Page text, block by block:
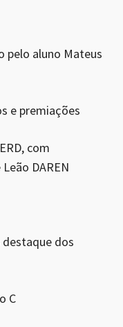
pelo aluno Mateus
e premiações
com
DAREN
dos
C